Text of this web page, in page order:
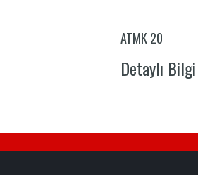
ATMK 20
Detaylı Bilgi